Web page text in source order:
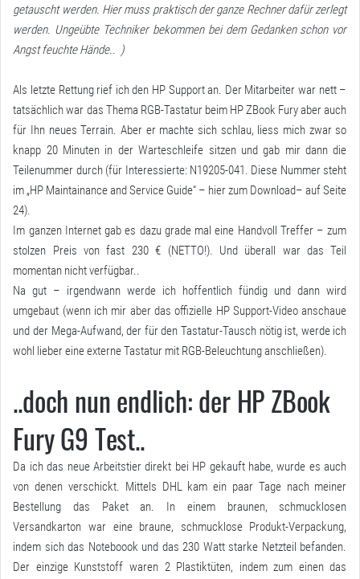
getauscht werden. Hier muss praktisch der ganze Rechner dafür zerlegt
werden. Ungeübte Techniker bekommen bei dem Gedanken schon vor
Angst feuchte Hände.. )
Als letzte Rettung rief ich den HP Support an. Der Mitarbeiter war nett –
tatsächlich war das Thema RGB-Tastatur beim HP ZBook Fury aber auch
für Ihn neues Terrain. Aber er machte sich schlau, liess mich zwar so
knapp 20 Minuten in der Warteschleife sitzen und gab mir dann die
Teilenummer durch (für Interessierte: N19205-041. Diese Nummer steht
im „HP Maintainance and Service Guide“ – hier zum Download– auf Seite
24).
Im ganzen Internet gab es dazu grade mal eine Handvoll Treffer – zum
stolzen Preis von fast 230 € (NETTO!). Und überall war das Teil
momentan nicht verfügbar..
Na gut – irgendwann werde ich hoffentlich fündig und dann wird
umgebaut (wenn ich mir aber das offizielle HP Support-Video anschaue
und der Mega-Aufwand, der für den Tastatur-Tausch nötig ist, werde ich
wohl lieber eine externe Tastatur mit RGB-Beleuchtung anschließen).
..doch nun endlich: der HP ZBook
Fury G9 Test..
Da ich das neue Arbeitstier direkt bei HP gekauft habe, wurde es auch
von denen verschickt. Mittels DHL kam ein paar Tage nach meiner
Bestellung das Paket an. In einem braunen, schmucklosen
Versandkarton war eine braune, schmucklose Produkt-Verpackung,
indem sich das Noteboook und das 230 Watt starke Netzteil befanden.
Der einzige Kunststoff waren 2 Plastiktüten, indem zum einen das